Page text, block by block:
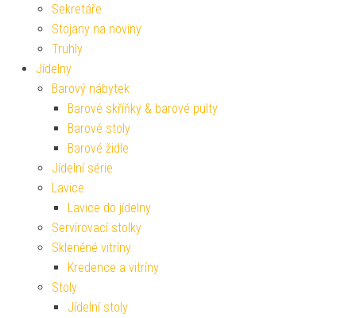
Sekretáře
Stojany na noviny
Truhly
Jídelny
Barový nábytek
Barové skříňky & barové pulty
Barové stoly
Barové židle
Jídelní série
Lavice
Lavice do jídelny
Servírovací stolky
Skleněné vitríny
Kredence a vitríny
Stoly
Jídelní stoly